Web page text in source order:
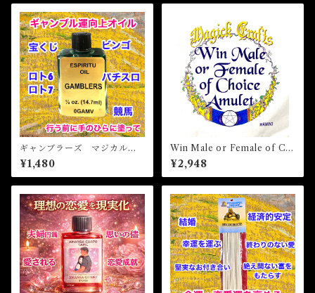
ギャンブラーズ マジカルオ
イル・魔女 GAMBLERS M
agical Oil
¥1,480
Win Male or Female of Ch
oice Amulet ウィンメールオ
アフィメールオブチョイスア
ミュレット 白魔術アミュレ
¥2,948